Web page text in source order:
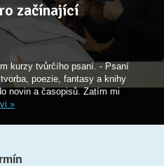
začínající
kurzy tvůrčího psaní. - Psaní
poezie, fantasy a knihy
novin a časopisů. Zatím mi
»